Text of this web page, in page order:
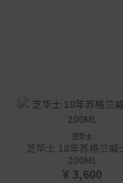
芝华士
芝华士 18年苏格兰威
200ML
¥ 3,600